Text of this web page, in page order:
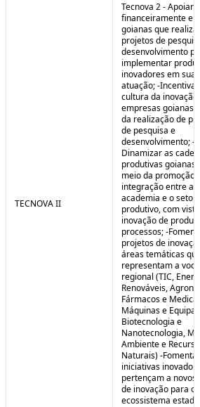
TECNOVA II
Tecnova 2 - Apoiar
financeiramente
goianas que
projetos de
desenvolvimento
implementar
inovadores em sua
atuação; -
cultura da inovação
empresas goianas
da realização de
de pesquisa e
desenvolvimento; -
Dinamizar as
produtivas goianas
meio da promoção
integração entre a
academia e o setor
produtivo, com
inovação de
processos; -
projetos de
áreas temáticas
representam a
regional (TIC,
Renováveis,
Fármacos e
Máquinas e
Biotecnologia e
Nanotecnologia,
Ambiente e
Naturais) -Fomentar
iniciativas
pertençam a novos
de inovação para o
ecossistema